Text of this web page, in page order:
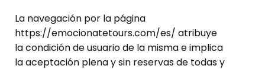
La navegación por la página
https://emocionatetours.com/es/ atribuye
la condición de usuario de la misma e implica
la aceptación plena y sin reservas de todas y